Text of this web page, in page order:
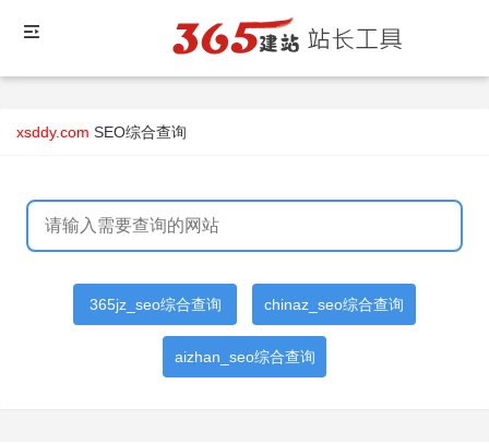
xsddy.com SEO综合查询
365jz_seo综合查询 chinaz_seo综合查询
aizhan_seo综合查询